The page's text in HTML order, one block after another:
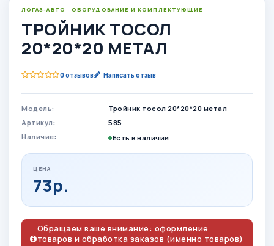
ЛОГАЗ-АВТО · ОБОРУДОВАНИЕ И КОМПЛЕКТУЮЩИЕ
ТРОЙНИК ТОСОЛ
20*20*20 МЕТАЛ
0 отзывов Написать отзыв
Модель:
Тройник тосол 20*20*20 метал
Артикул:
585
Наличие:
Есть в наличии
ЦЕНА
73р.
Обращаем ваше внимание: оформление
товаров и обработка заказов (именно товаров)